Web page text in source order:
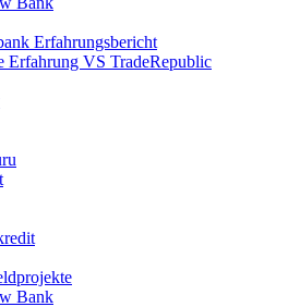
Erfahrungsbericht
Erfahrung VS TradeRepublic
Bank